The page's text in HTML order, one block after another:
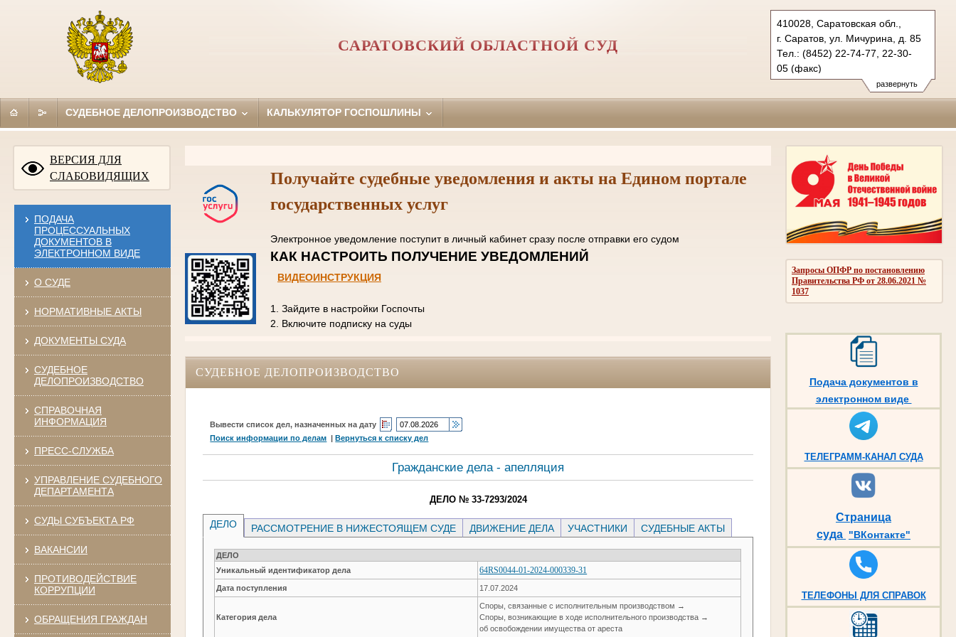
развернуть
410028, Саратовская обл.,
г. Саратов, ул. Мичурина, д. 85
Тел.: (8452) 22-74-77, 22-30-
05 (факс)
oblsud.sar@sudrf.ru
САРАТОВСКИЙ ОБЛАСТНОЙ СУД
СУДЕБНОЕ ДЕЛОПРОИЗВОДСТВО КАЛЬКУЛЯТОР ГОСПОШЛИНЫ
ВЕРСИЯ ДЛЯ
СЛАБОВИДЯЩИХ
ПОДАЧА
ПРОЦЕССУАЛЬНЫХ
ДОКУМЕНТОВ В
ЭЛЕКТРОННОМ ВИДЕ
О СУДЕ
НОРМАТИВНЫЕ АКТЫ
ДОКУМЕНТЫ СУДА
СУДЕБНОЕ
ДЕЛОПРОИЗВОДСТВО
СПРАВОЧНАЯ
ИНФОРМАЦИЯ
ПРЕСС-СЛУЖБА
УПРАВЛЕНИЕ СУДЕБНОГО
ДЕПАРТАМЕНТА
СУДЫ СУБЪЕКТА РФ
ВАКАНСИИ
ПРОТИВОДЕЙСТВИЕ
КОРРУПЦИИ
ОБРАЩЕНИЯ ГРАЖДАН
Запросы ОПФР по постановлению
Правительства РФ от 28.06.2021 №
1037
Подача документов в
электронном виде
ТЕЛЕГРАММ-КАНАЛ СУДА
Страница
суда "ВКонтакте"
ТЕЛЕФОНЫ ДЛЯ СПРАВОК
Получайте судебные уведомления и акты на Едином портале
государственных услуг
Электронное уведомление поступит в личный кабинет сразу после отправки его судом
КАК НАСТРОИТЬ ПОЛУЧЕНИЕ УВЕДОМЛЕНИЙ
ВИДЕОИНСТРУКЦИЯ
1. Зайдите в настройки Госпочты
2. Включите подписку на суды
СУДЕБНОЕ ДЕЛОПРОИЗВОДСТВО
Вывести список дел, назначенных на дату
Поиск информации по делам |Вернуться к списку дел
Гражданские дела - апелляция
ДЕЛО № 33-7293/2024
ДЕЛО РАССМОТРЕНИЕ В НИЖЕСТОЯЩЕМ СУДЕ ДВИЖЕНИЕ ДЕЛА УЧАСТНИКИ СУДЕБНЫЕ АКТЫ
ДЕЛО
Уникальный идентификатор дела
64RS0044-01-2024-000339-31
Дата поступления 17.07.2024
Категория дела
Споры, связанные с исполнительным производством →
Споры, возникающие в ходе исполнительного производства →
об освобождении имущества от ареста